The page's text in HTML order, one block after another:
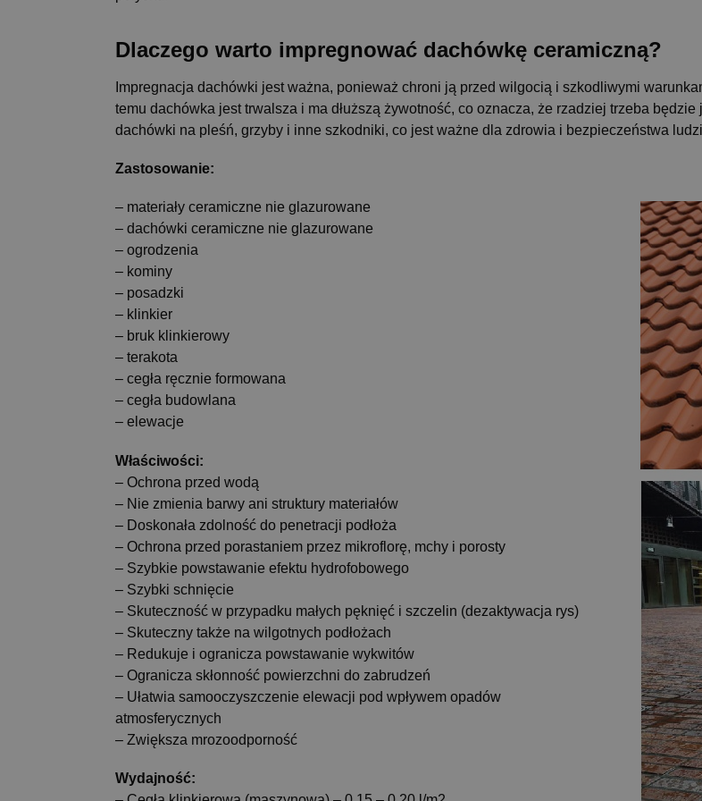
Dlaczego warto impregnować dachówkę ceramiczną?
Impregnacja dachówki jest ważna, ponieważ chroni ją przed wilgocią i szkodliwymi
temu dachówka jest trwalsza i ma dłuższą żywotność, co oznacza, że ​​rzadziej trzeba
dachówki na pleśń, grzyby i inne szkodniki, co jest ważne dla zdrowia i bezpieczeństwa
Zastosowanie:
– materiały ceramiczne nie glazurowane
– dachówki ceramiczne nie glazurowane
– ogrodzenia
– kominy
– posadzki
– klinkier
– bruk klinkierowy
– terakota
– cegła ręcznie formowana
– cegła budowlana
– elewacje
Właściwości:
– Ochrona przed wodą
– Nie zmienia barwy ani struktury materiałów
– Doskonała zdolność do penetracji podłoża
– Ochrona przed porastaniem przez mikroflorę, mchy i porosty
– Szybkie powstawanie efektu hydrofobowego
– Szybki schnięcie
– Skuteczność w przypadku małych pęknięć i szczelin (dezaktywacja rys)
– Skuteczny także na wilgotnych podłożach
– Redukuje i ogranicza powstawanie wykwitów
– Ogranicza skłonność powierzchni do zabrudzeń
– Ułatwia samooczyszczenie elewacji pod wpływem opadów
atmosferycznych
– Zwiększa mrozoodporność
Wydajność: